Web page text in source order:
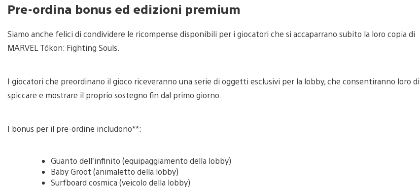
Pre-ordina bonus ed edizioni premium
Siamo anche felici di condividere le ricompense disponibili per i giocatori che si accaparrano subito la loro copia di
MARVEL Tōkon: Fighting Souls.
I giocatori che preordinano il gioco riceveranno una serie di oggetti esclusivi per la lobby, che consentiranno loro di
spiccare e mostrare il proprio sostegno fin dal primo giorno.
I bonus per il pre-ordine includono**:
Guanto dell’infinito (equipaggiamento della lobby)
Baby Groot (animaletto della lobby)
Surfboard cosmica (veicolo della lobby)